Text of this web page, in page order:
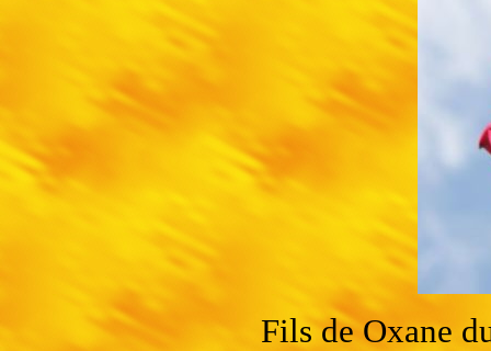
Fils de Oxane